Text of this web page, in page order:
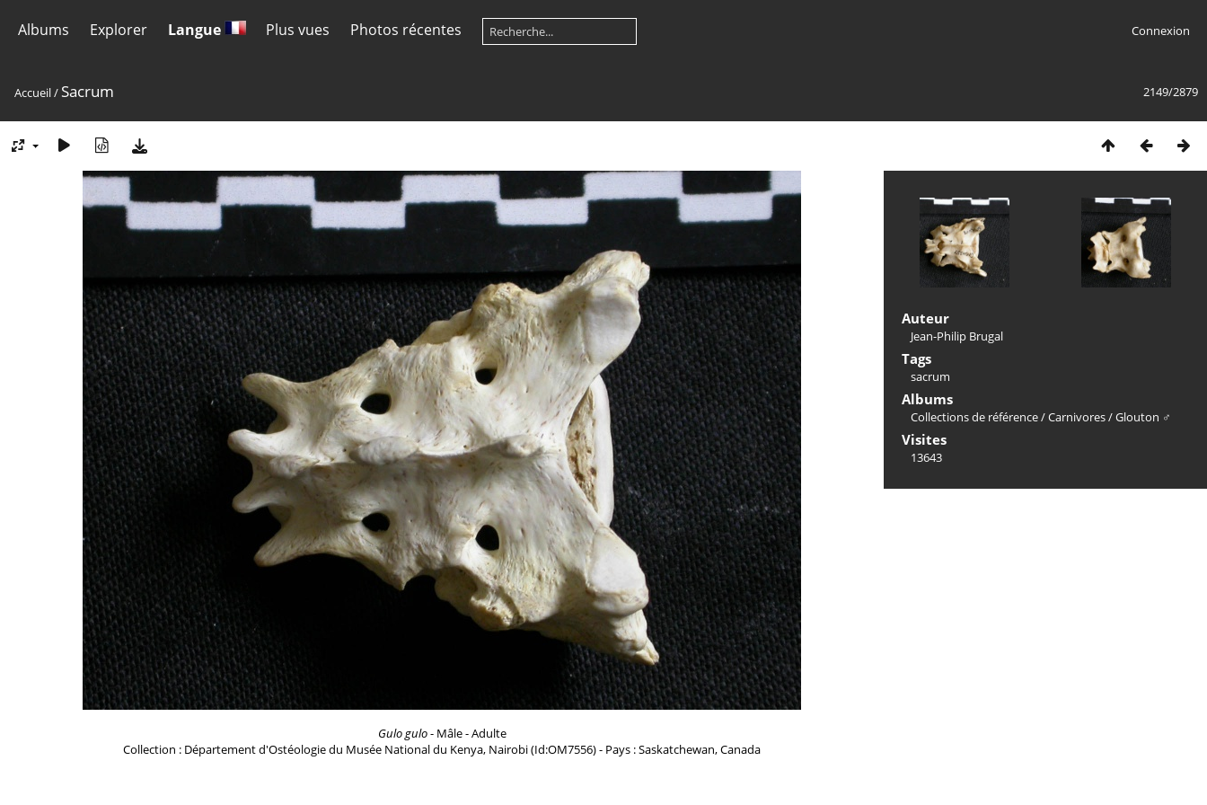
Albums Explorer Langue Plus vues Photos récentes Connexion
2149/2879
Accueil/ Sacrum
Gulo gulo- Mâle - Adulte
Collection : Département d'Ostéologie du Musée National du Kenya, Nairobi (Id:OM7556) - Pays : Saskatchewan, Canada
Auteur
Jean-Philip Brugal
Tags
sacrum
Albums
Collections de référence/Carnivores/Glouton ♂
Visites
13643